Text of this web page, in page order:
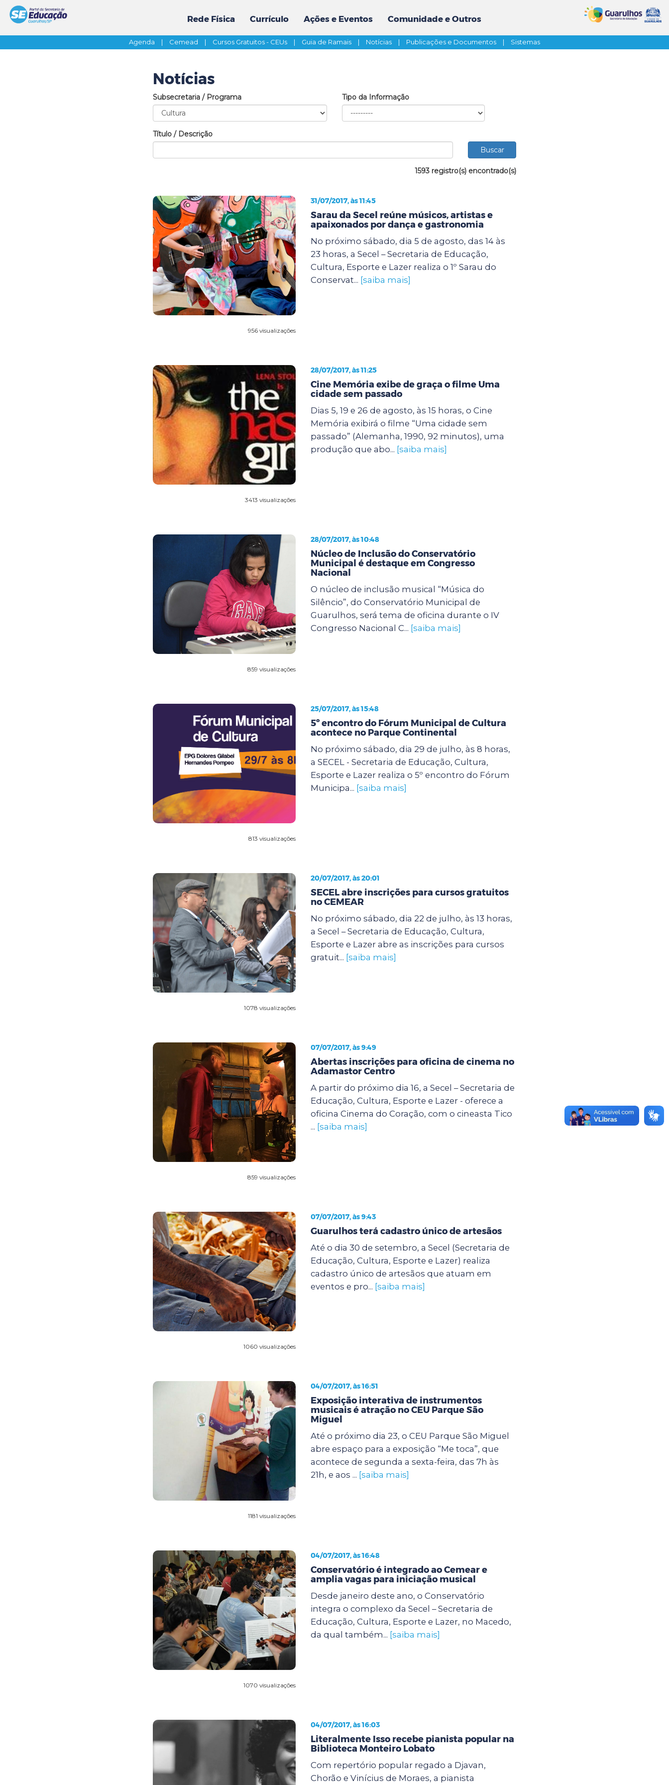
Rede Física Currículo Ações e Eventos Comunidade e Outros
Agenda | Cemead | Cursos Gratuitos - CEUs | Guia de Ramais | Notícias | Publicações e Documentos | Sistemas
Notícias
Subsecretaria / Programa Tipo da Informação
Título / Descrição
1593 registro(s) encontrado(s)
956 visualizações
31/07/2017, às 11:45
Sarau da Secel reúne músicos, artistas e
apaixonados por dança e gastronomia
No próximo sábado, dia 5 de agosto, das 14 às
23 horas, a Secel – Secretaria de Educação,
Cultura, Esporte e Lazer realiza o 1º Sarau do
Conservat... [saiba mais]
3413 visualizações
28/07/2017, às 11:25
Cine Memória exibe de graça o filme Uma
cidade sem passado
Dias 5, 19 e 26 de agosto, às 15 horas, o Cine
Memória exibirá o filme “Uma cidade sem
passado” (Alemanha, 1990, 92 minutos), uma
produção que abo... [saiba mais]
859 visualizações
28/07/2017, às 10:48
Núcleo de Inclusão do Conservatório
Municipal é destaque em Congresso
Nacional
O núcleo de inclusão musical “Música do
Silêncio”, do Conservatório Municipal de
Guarulhos, será tema de oficina durante o IV
Congresso Nacional C... [saiba mais]
813 visualizações
25/07/2017, às 15:48
5º encontro do Fórum Municipal de Cultura
acontece no Parque Continental
No próximo sábado, dia 29 de julho, às 8 horas,
a SECEL - Secretaria de Educação, Cultura,
Esporte e Lazer realiza o 5º encontro do Fórum
Municipa... [saiba mais]
1078 visualizações
20/07/2017, às 20:01
SECEL abre inscrições para cursos gratuitos
no CEMEAR
No próximo sábado, dia 22 de julho, às 13 horas,
a Secel – Secretaria de Educação, Cultura,
Esporte e Lazer abre as inscrições para cursos
gratuit... [saiba mais]
859 visualizações
07/07/2017, às 9:49
Abertas inscrições para oficina de cinema no
Adamastor Centro
A partir do próximo dia 16, a Secel – Secretaria de
Educação, Cultura, Esporte e Lazer - oferece a
oficina Cinema do Coração, com o cineasta Tico
... [saiba mais]
1060 visualizações
07/07/2017, às 9:43
Guarulhos terá cadastro único de artesãos
Até o dia 30 de setembro, a Secel (Secretaria de
Educação, Cultura, Esporte e Lazer) realiza
cadastro único de artesãos que atuam em
eventos e pro... [saiba mais]
1181 visualizações
04/07/2017, às 16:51
Exposição interativa de instrumentos
musicais é atração no CEU Parque São
Miguel
Até o próximo dia 23, o CEU Parque São Miguel
abre espaço para a exposição “Me toca”, que
acontece de segunda a sexta-feira, das 7h às
21h, e aos ... [saiba mais]
1070 visualizações
04/07/2017, às 16:48
Conservatório é integrado ao Cemear e
amplia vagas para iniciação musical
Desde janeiro deste ano, o Conservatório
integra o complexo da Secel – Secretaria de
Educação, Cultura, Esporte e Lazer, no Macedo,
da qual também... [saiba mais]
04/07/2017, às 16:03
Literalmente Isso recebe pianista popular na
Biblioteca Monteiro Lobato
Com repertório popular regado a Djavan,
Chorão e Vinícius de Moraes, a pianista